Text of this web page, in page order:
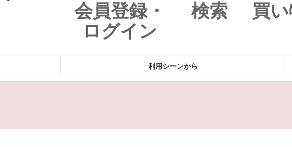
会員登録・
ログイン
検索 買
利用シーンから